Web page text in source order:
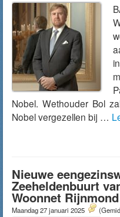
Nobel. Wethouder Bol
Nobel vergezellen bij …
Nieuwe
Zeeheldenbuurt
Woonnet Rijnmond
Maandag 27 januari 2025